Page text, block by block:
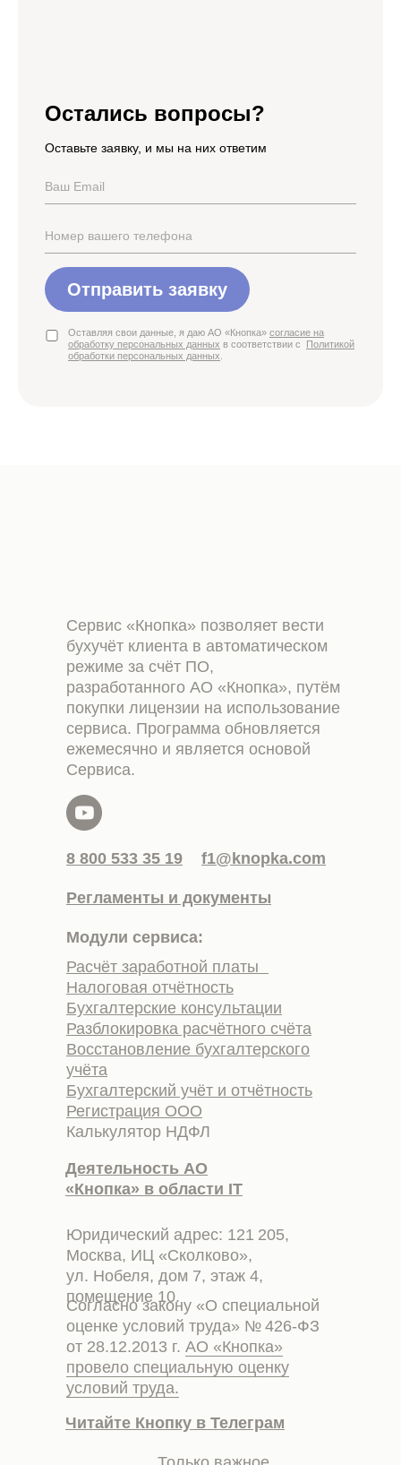
Остались вопросы?
Оставьте заявку, и мы на них ответим
Отправить заявку
Оставляя свои данные, я даю АО «Кнопка» согласие на
обработку персональных данных в соответствии с Политикой
обработки персональных данных
8 800 533 35 19 f1@knopka.com
Регламенты и документы
Модули сервиса:
Расчёт заработной платы
Налоговая отчётность
Бухгалтерские консультации
Разблокировка расчётного счёта
Восстановление бухгалтерского
учёта
Бухгалтерский учёт и отчётность
Регистрация ООО
Калькулятор НДФЛ
Деятельность АО
«Кнопка» в области IT
Юридический адрес: 121 205,
Москва, ИЦ «Сколково»,
ул. Нобеля, дом 7, этаж 4,
помещение 10.
Согласно закону «О специальной
оценке условий труда» № 426-ФЗ
от 28.12.2013 г. АО «Кнопка»
провело специальную оценку
условий труда.
Читайте Кнопку в Телеграм
Сервис «Кнопка» позволяет вести
бухучёт клиента в автоматическом
режиме за счёт ПО,
разработанного АО «Кнопка», путём
покупки лицензии на использование
сервиса. Программа обновляется
ежемесячно и является основой
Сервиса.